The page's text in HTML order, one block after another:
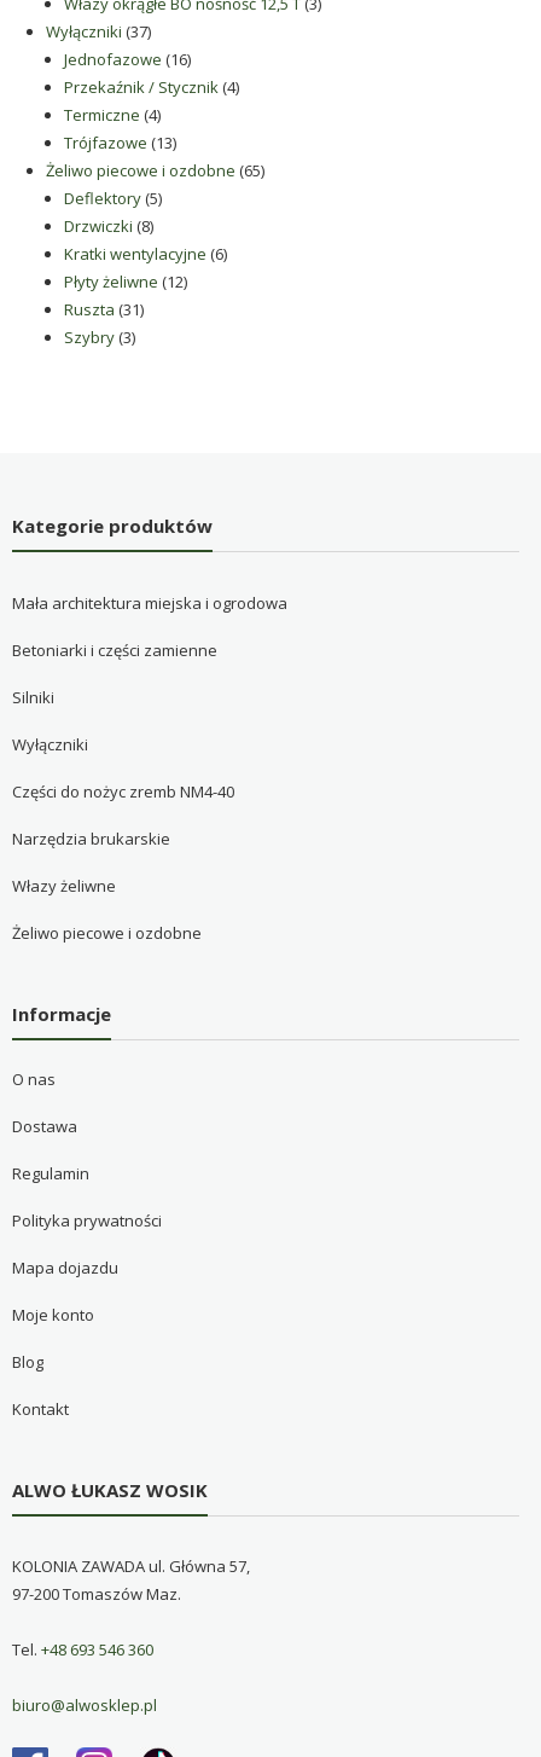
Wyłączniki 3737
produktów
Jednofazowe 1616
produktów
Przekaźnik / Stycznik 44
Termiczne 44
produkty
Trójfazowe 1313
produktów
Żeliwo piecowe i ozdobne 6565
Deflektory 55
Drzwiczki 88
produktów
Kratki wentylacyjne 66
Płyty żeliwne 1212
Ruszta 3131
Szybry 33
Kategorie produktów
Mała architektura miejska i ogrodowa
Betoniarki i części zamienne
Silniki
Wyłączniki
Części do nożyc zremb NM4-40
Narzędzia brukarskie
Włazy żeliwne
Żeliwo piecowe i ozdobne
Informacje
O nas
Dostawa
Regulamin
Polityka prywatności
Mapa dojazdu
Moje konto
Blog
Kontakt
ALWO ŁUKASZ WOSIK
KOLONIA ZAWADA ul. Główna 57,
97-200 Tomaszów Maz.
Tel. +48 693 546 360
biuro@alwosklep.pl